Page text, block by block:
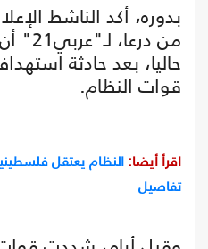
بدوره، أكد الناشط
من
حاليا، بعد حادثة
قوات النظام.
اقرأ أيضا: النظام يعتقل
تفاصيل